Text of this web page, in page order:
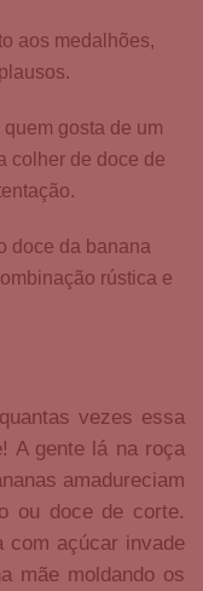
aos medalhões,
quem gosta de um
colher de doce de
doce da banana
rústica e
vezes essa
A gente lá na roça
amadureciam
ou doce de corte.
com açúcar invade
mãe moldando os